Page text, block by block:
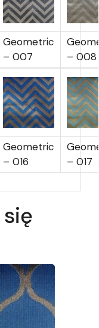
Geometric
– 007
– 008
Geometric
– 016
– 017